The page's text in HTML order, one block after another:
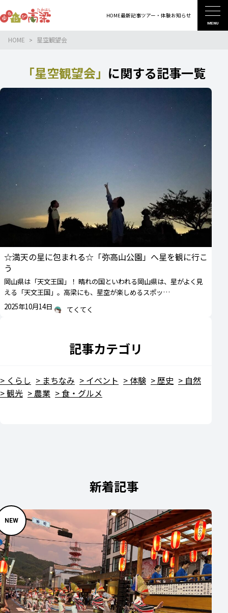
HOME最新記事ツアー・体験お知らせ
MENU
HOME 星空観望会
「星空観望会」 に関する記事一覧
☆満天の星に包まれる☆「弥高山公園」へ星を観に行こ
う
岡山県は「天文王国」！ 晴れの国といわれる岡山県は、星がよく見
える「天文王国」。高梁にも、星空が楽しめるスポッ…
2025年10月14日
てくてく
記事カテゴリ
くらし まちなみ イベント 体験 歴史
自然
観光
農業 食・グルメ
新着記事